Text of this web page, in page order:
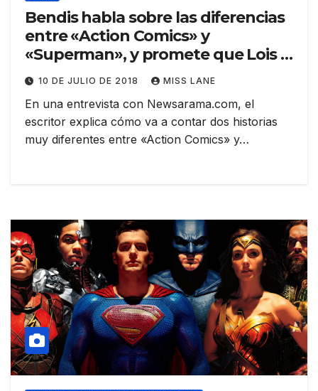
Bendis habla sobre las diferencias
entre «Action Comics» y
«Superman», y promete que Lois y
Jon volverán
10 DE JULIO DE 2018 MISS LANE
En una entrevista con Newsarama.com, el
escritor explica cómo va a contar dos historias
muy diferentes entre «Action Comics» y…